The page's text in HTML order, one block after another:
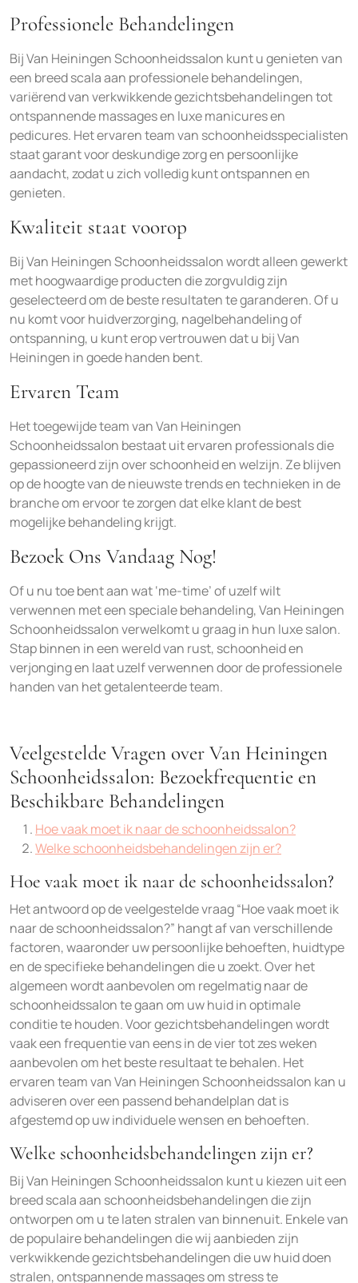
Professionele Behandelingen
Bij Van Heiningen Schoonheidssalon kunt u genieten van
een breed scala aan professionele behandelingen,
variërend van verkwikkende gezichtsbehandelingen tot
ontspannende massages en luxe manicures en
pedicures. Het ervaren team van schoonheidsspecialisten
staat garant voor deskundige zorg en persoonlijke
aandacht, zodat u zich volledig kunt ontspannen en
genieten.
Kwaliteit staat voorop
Bij Van Heiningen Schoonheidssalon wordt alleen gewerkt
met hoogwaardige producten die zorgvuldig zijn
geselecteerd om de beste resultaten te garanderen. Of u
nu komt voor huidverzorging, nagelbehandeling of
ontspanning, u kunt erop vertrouwen dat u bij Van
Heiningen in goede handen bent.
Ervaren Team
Het toegewijde team van Van Heiningen
Schoonheidssalon bestaat uit ervaren professionals die
gepassioneerd zijn over schoonheid en welzijn. Ze blijven
op de hoogte van de nieuwste trends en technieken in de
branche om ervoor te zorgen dat elke klant de best
mogelijke behandeling krijgt.
Bezoek Ons Vandaag Nog!
Of u nu toe bent aan wat ‘me-time’ of uzelf wilt
verwennen met een speciale behandeling, Van Heiningen
Schoonheidssalon verwelkomt u graag in hun luxe salon.
Stap binnen in een wereld van rust, schoonheid en
verjonging en laat uzelf verwennen door de professionele
handen van het getalenteerde team.
Veelgestelde Vragen over Van Heiningen
Schoonheidssalon: Bezoekfrequentie en
Beschikbare Behandelingen
Hoe vaak moet ik naar de schoonheidssalon?
Welke schoonheidsbehandelingen zijn er?
Hoe vaak moet ik naar de schoonheidssalon?
Het antwoord op de veelgestelde vraag “Hoe vaak moet ik
naar de schoonheidssalon?” hangt af van verschillende
factoren, waaronder uw persoonlijke behoeften, huidtype
en de specifieke behandelingen die u zoekt. Over het
algemeen wordt aanbevolen om regelmatig naar de
schoonheidssalon te gaan om uw huid in optimale
conditie te houden. Voor gezichtsbehandelingen wordt
vaak een frequentie van eens in de vier tot zes weken
aanbevolen om het beste resultaat te behalen. Het
ervaren team van Van Heiningen Schoonheidssalon kan u
adviseren over een passend behandelplan dat is
afgestemd op uw individuele wensen en behoeften.
Welke schoonheidsbehandelingen zijn er?
Bij Van Heiningen Schoonheidssalon kunt u kiezen uit een
breed scala aan schoonheidsbehandelingen die zijn
ontworpen om u te laten stralen van binnenuit. Enkele van
de populaire behandelingen die wij aanbieden zijn
verkwikkende gezichtsbehandelingen die uw huid doen
stralen, ontspannende massages om stress te